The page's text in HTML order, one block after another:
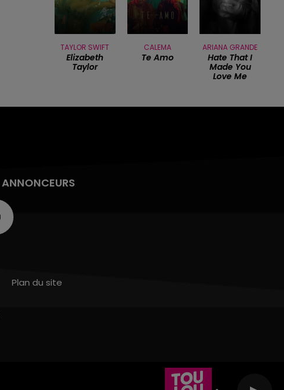
TAYLOR SWIFT
Elizabeth
Taylor
CALEMA
Te Amo
ARIANA GRANDE
Hate That I
Made You
Love Me
ANNONCEURS
Plan du site